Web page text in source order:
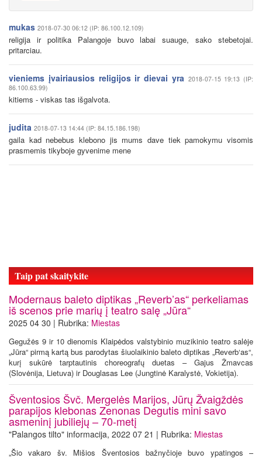
mukas 2018-07-30 06:12 (IP: 86.100.12.109)
religija ir politika Palangoje buvo labai suauge, sako stebetojai.
pritarciau.
vieniems įvairiausios religijos ir dievai yra 2018-07-15 19:13 (IP:
86.100.63.99)
kitiems - viskas tas išgalvota.
judita 2018-07-13 14:44 (IP: 84.15.186.198)
gaila kad nebebus klebono jis mums dave tiek pamokymu visomis
prasmemis tikyboje gyvenime mene
Taip pat skaitykite
Modernaus baleto diptikas „Reverb’as“ perkeliamas
iš scenos prie marių į teatro salę „Jūra“
2025 04 30 | Rubrika: Miestas
Gegužės 9 ir 10 dienomis Klaipėdos valstybinio muzikinio teatro salėje
„Jūra“ pirmą kartą bus parodytas šiuolaikinio baleto diptikas „Reverb‘as“,
kurį sukūrė tarptautinis choreografų duetas – Gajus Žmavcas
(Slovėnija, Lietuva) ir Douglasas Lee (Jungtinė Karalystė, Vokietija).
Šventosios Švč. Mergelės Marijos, Jūrų Žvaigždės
parapijos klebonas Zenonas Degutis mini savo
asmeninį jubiliejų – 70-metį
"Palangos tilto" informacija, 2022 07 21 | Rubrika: Miestas
„Šio vakaro šv. Mišios Šventosios bažnyčioje buvo ypatingos –